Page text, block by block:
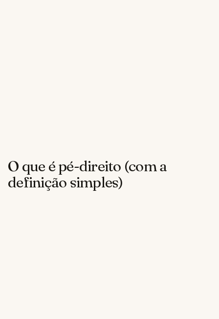
O que é pé-direito (com a
definição simples)